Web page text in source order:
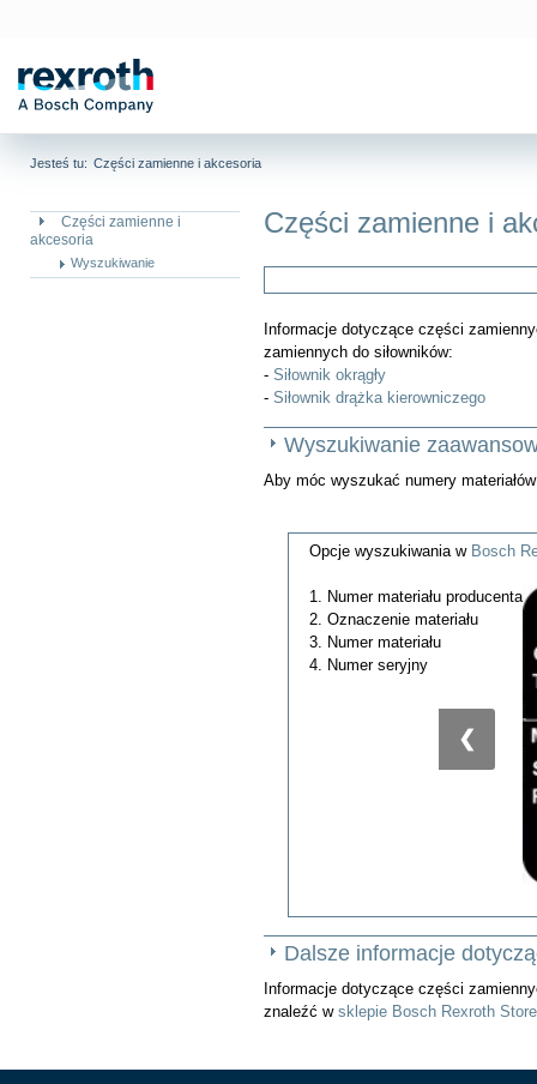
Jesteś tu: Części zamienne i akcesoria
Części zamienne i
akcesoria
Wyszukiwanie
Części zamienne i
Informacje dotyczące części
zamiennych do siłowników:
- Siłownik okrągły
- Siłownik drążka kierowniczego
Wyszukiwanie
Aby móc wyszukać numery
Opcje wyszukiwania w Bosch
1. Numer materiału producenta
2. Oznaczenie materiału
3. Numer materiału
4. Numer seryjny
❮
Dalsze informacje
Informacje dotyczące części
znaleźć w sklepie Bosch Rexroth Store